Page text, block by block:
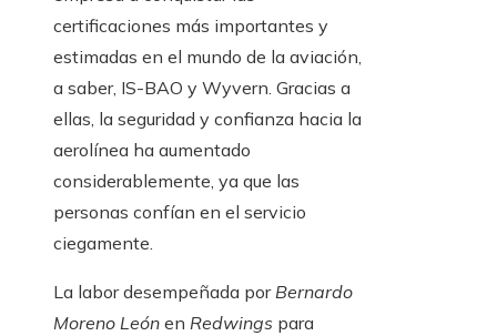
certificaciones más importantes y
estimadas en el mundo de la aviación,
a saber, IS-BAO y Wyvern. Gracias a
ellas, la seguridad y confianza hacia la
aerolínea ha aumentado
considerablemente, ya que las
personas confían en el servicio
ciegamente.
La labor desempeñada porBernardo
Moreno León en Redwings para